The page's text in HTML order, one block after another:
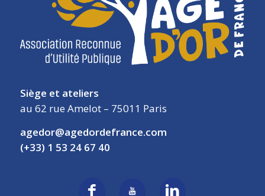
Siège et ateliers
au 62 rue Amelot – 75011 Paris
agedor@agedordefrance.com
(+33) 1 53 24 67 40